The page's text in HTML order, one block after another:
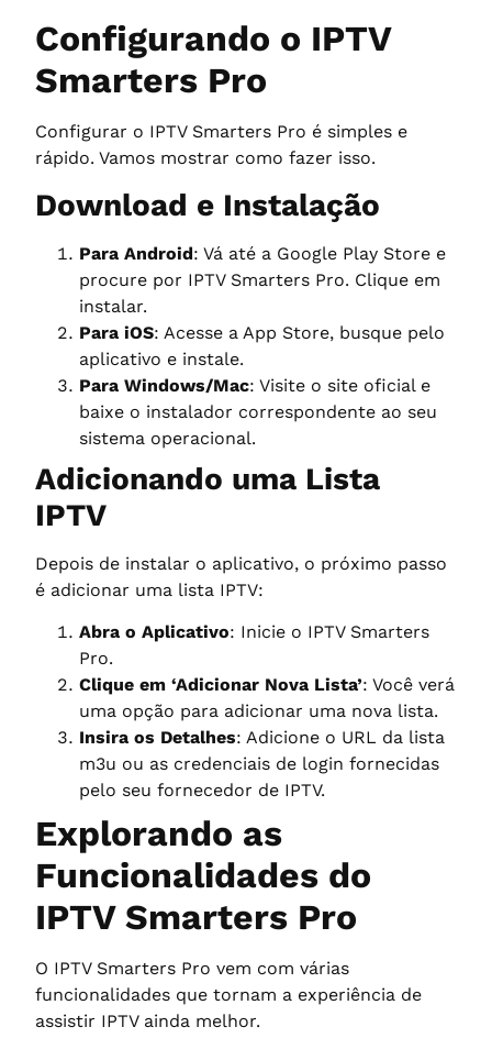
Configurando o IPTV
Smarters Pro
Configurar o IPTV Smarters Pro é simples e
rápido. Vamos mostrar como fazer isso.
Download e Instalação
Para Android: Vá até a Google Play Store e
procure por IPTV Smarters Pro. Clique em
instalar.
Para iOS: Acesse a App Store, busque pelo
aplicativo e instale.
Para Windows/Mac: Visite o site oficial e
baixe o instalador correspondente ao seu
sistema operacional.
Adicionando uma Lista
IPTV
Depois de instalar o aplicativo, o próximo passo
é adicionar uma lista IPTV:
Abra o Aplicativo: Inicie o IPTV Smarters
Pro.
Clique em ‘Adicionar Nova Lista’: Você verá
uma opção para adicionar uma nova lista.
Insira os Detalhes: Adicione o URL da lista
m3u ou as credenciais de login fornecidas
pelo seu fornecedor de IPTV.
Explorando as
Funcionalidades do
IPTV Smarters Pro
O IPTV Smarters Pro vem com várias
funcionalidades que tornam a experiência de
assistir IPTV ainda melhor.